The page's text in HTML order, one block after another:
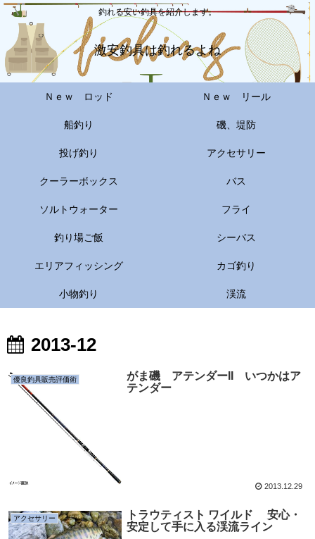
釣れる安い釣具を紹介します。
激安釣具は釣れるよね
Ｎｅｗ ロッド Ｎｅｗ リール
船釣り 磯、堤防
投げ釣り アクセサリー
クーラーボックス バス
ソルトウォーター フライ
釣り場ご飯 シーバス
エリアフィッシング カゴ釣り
小物釣り 渓流
2013-12
優良釣具販売評価術
がま磯 アテンダーII いつかはア
テンダー
2013.12.29
アクセサリー
トラウティスト ワイルド 安心・
安定して手に入る渓流ライン